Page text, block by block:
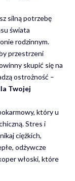
silną potrzebę
świata
rodzinnym.
przestrzeni
skupić się na
ostrożność –
Twojej
który u
Stres i
ciężkich,
odżywcze
włoski, które